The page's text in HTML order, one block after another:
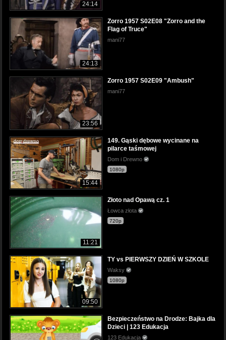
24:14
24:13
Zorro 1957 S02E08 "Zorro and the
Flag of Truce"
mani77
23:56
Zorro 1957 S02E09 "Ambush"
mani77
15:44
149. Gąski dębowe wycinane na
pilarce taśmowej
Dom i Drewno
1080p
11:21
Złoto nad Opawą cz. 1
Łowca złota
720p
09:50
TY vs PIERWSZY DZIEŃ W SZKOLE
Waksy
1080p
Bezpieczeństwo na Drodze: Bajka dla
Dzieci | 123 Edukacja
123 Edukacja